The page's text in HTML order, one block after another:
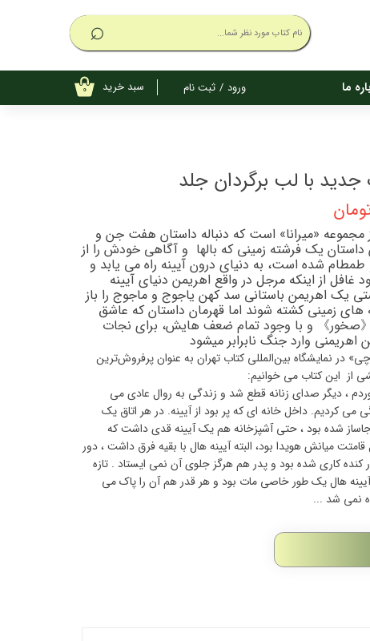
ورود / ثبت نام
سفارشات
خروج از
حساب کاربری
ما ۰ سبد خرید
⌕
«میرانا» است که دنباله داستان هفت جن و
داستان یک فرشته زمینی که بالها و آگاهی خودش را از
شده است، به دنیای درون آیینه راه می یابد و
از اینکه مرجل در واقع اهریمن دنیای آیینه
یک اهریمن باستانی سد کهن یاجوج و ماجوج را باز
های زمینی کشته شوند اما قهرمان داستان که عاشق
صخور》 و با وجود تمام ضعف هایش، برای نجات
اهریمنی وارد جنگ نابرابر میشود
در نمایشگاه بین‌المللی کتاب تهران به عنوان پرفروش‌ترین
از این کتاب می خوانیم:
، دیگر صدای زنانه قطع شد و زندگی به روال عادی می
می کردیم. داخل خانه ای که پر بود از آیینه. در هر اتاق یک
شده بود ، حتی آشپزخانه هم یک آیینه قدی داشت که
میانش هویدا بود، البته آیینه هال با بقیه فرق داشت ، دور
کاری شده بود و پدر هم هرگز جلوی آن نمی ایستاد . تازه
هال یک طور خاصی مات بود و هر قدر هم آن را پاک می
نمی شد ...